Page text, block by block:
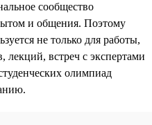
сообщество
и общения. Поэтому
не только для работы,
лекций, встреч с экспертами
олимпиад